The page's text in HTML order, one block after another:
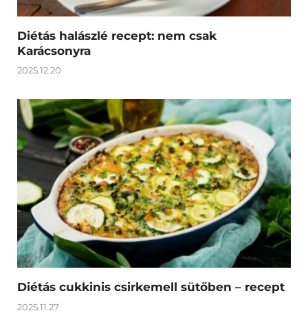
Diétás halászlé recept: nem csak
Karácsonyra
2025.12.20
Diétás cukkinis csirkemell sütőben – recept
2025.11.27